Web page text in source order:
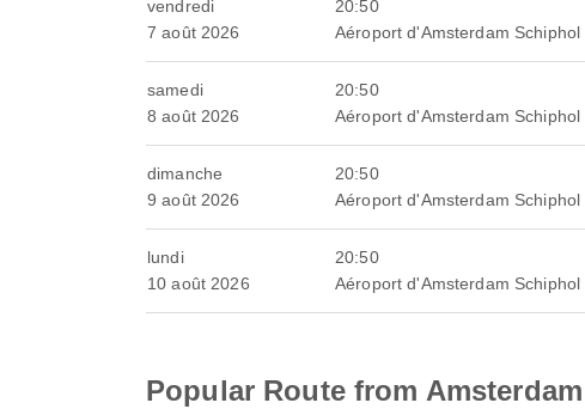
vendredi
7 août 2026
20:50
Aéroport d'Amsterdam Schiphol
samedi
8 août 2026
20:50
Aéroport d'Amsterdam Schiphol
dimanche
9 août 2026
20:50
Aéroport d'Amsterdam Schiphol
lundi
10 août 2026
20:50
Aéroport d'Amsterdam Schiphol
Popular Route from Amsterdam